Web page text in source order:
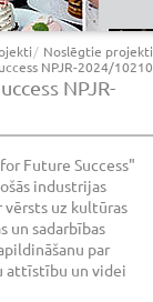
Noslēgtie projekti
NPJR-2024/10210
NPJR-
Future Success"
industrijas
vērsts uz kultūras
un sadarbības
par
attīstību un videi